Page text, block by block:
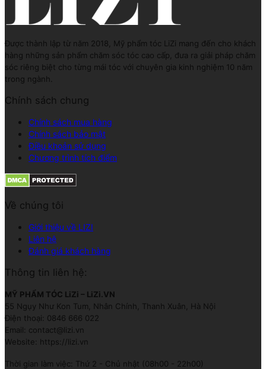
Được thành lập từ năm 2018, Mỹ phẩm tóc LiZi mang đến cho khách
hàng những sản phẩm chăm sóc tóc cao cấp, đưa ra giải pháp chăm
sóc riêng biệt cho từng mái tóc với chuyên gia kinh nghiệm 10 năm
trong ngành.
Chính sách chung
Chính sách mua hàng
Chính sách bảo mật
Điều khoản sử dụng
Chương trình tích điểm
Về chúng tôi
Giới thiệu về LIZI
Liên hệ
Đánh giá khách hàng
Thông tin liên hệ:
MỸ PHẨM TÓC LiZi – LiZi.VN
55 Ngụy Như Kon Tum, Nhân Chính, Thanh Xuân, Hà Nội
Điện thoại: 0846 666 022
Email: contact@lizi.vn
Website: https://lizi.vn
Thời gian làm việc: Thứ 2 - Chủ nhật (08h00 - 22h00)